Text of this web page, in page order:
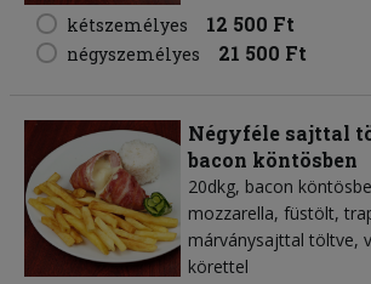
kétszemélyes 12 500 Ft
négyszemélyes 21 500 Ft
Négyféle sajttal
bacon köntösben
20dkg, bacon
mozzarella, füstölt,
márványsajttal töltve,
körettel